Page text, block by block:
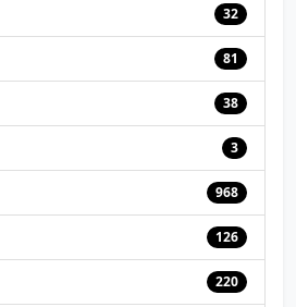
32
81
38
3
968
126
220